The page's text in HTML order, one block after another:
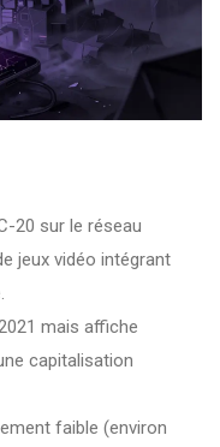
20 sur le réseau
jeux vidéo intégrant
mais affiche
capitalisation
faible (environ